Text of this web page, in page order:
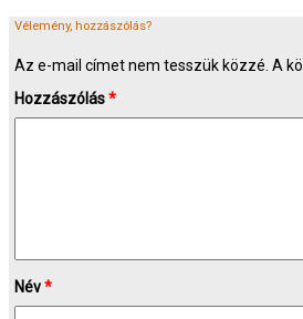
Vélemény, hozzászólás?
Az e-mail címet nem tesszük közzé. A
Hozzászólás*
Név*